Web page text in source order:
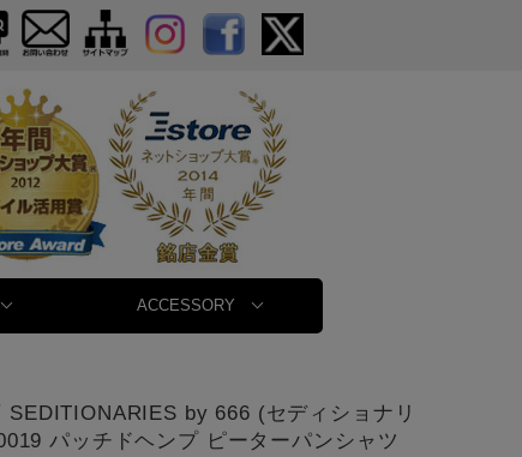
ACCESSORY
SEDITIONARIES by 666 (セディショナリ
パッチドヘンプ ピーターパンシャツ